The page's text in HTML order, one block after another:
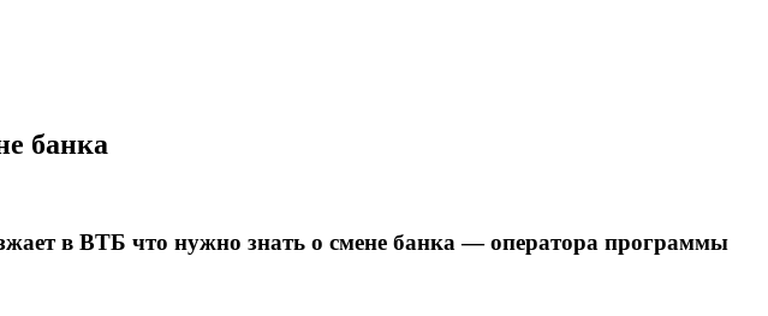
банка
в ВТБ что нужно знать о смене банка — оператора программы